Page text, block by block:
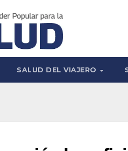
SALUD DEL VIAJERO